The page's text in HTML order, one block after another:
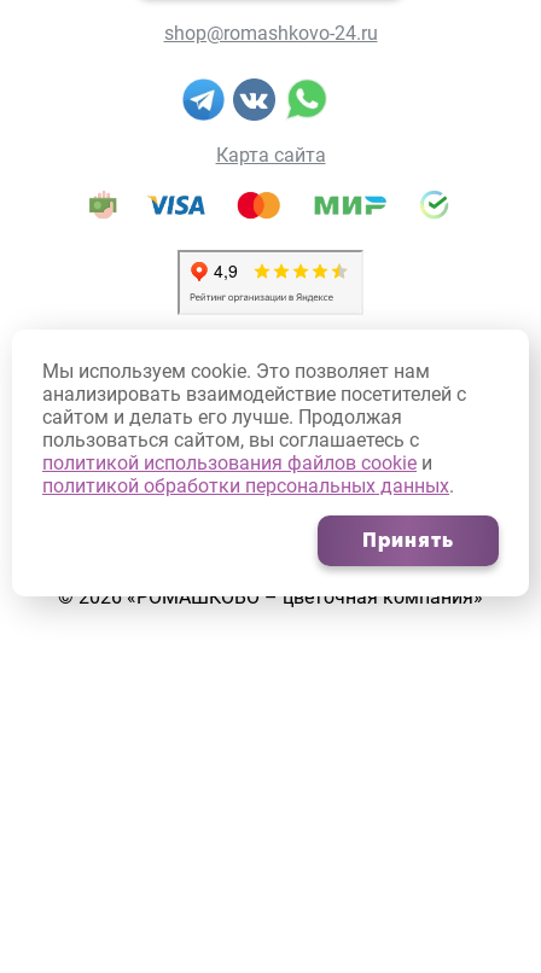
shop@romashkovo-24.ru
Карта сайта
Политика использования Cookie
Договор оферты
Согласие на обработку персональных данных
Согласие на получение рекламных рассылок
©2026«РОМАШКОВО – цветочная компания»
Мы используем cookie. Это позволяет нам
анализировать взаимодействие посетителей с
сайтом и делать его лучше. Продолжая
пользоваться сайтом, вы соглашаетесь с
политикой использования файлов cookie и
политикой обработки персональных данных.
Принять